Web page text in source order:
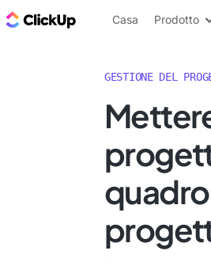
Blog di ClickUp
Casa Prodotto
GESTIONE DEL